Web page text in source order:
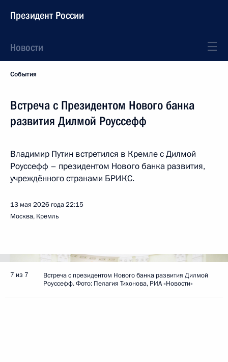
Президент России
Новости
События
Встреча с Президентом Нового банка
развития Дилмой Роуссефф
Владимир Путин встретился в Кремле с Дилмой
Роуссефф – президентом Нового банка развития,
учреждённого странами БРИКС.
13 мая 2026 года22:15
Москва, Кремль
7 из 7
Встреча с президентом Нового банка развития Дилмой
Роуссефф. Фото: Пелагия Тихонова, РИА «Новости»